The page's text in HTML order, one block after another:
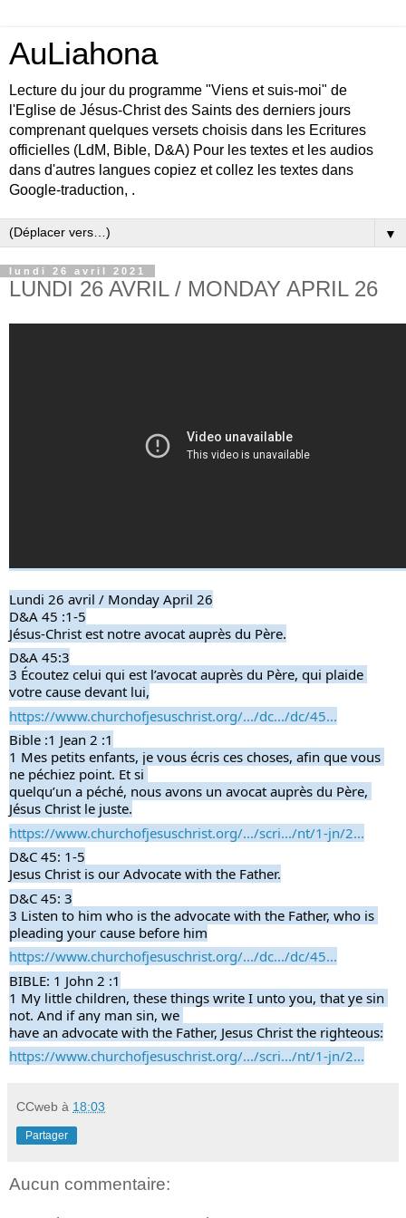
AuLiahona
Lecture du jour du programme "Viens et suis-moi" de
l'Eglise de Jésus-Christ des Saints des derniers jours
comprenant quelques versets choisis dans les Ecritures
officielles (LdM, Bible, D&A) Pour les textes et les audios
dans d'autres langues copiez et collez les textes dans
Google-traduction, .
▼
lundi 26 avril 2021
LUNDI 26 AVRIL / MONDAY APRIL 26
Lundi 26 avril / Monday April 26
D&A 45 :1-5
Jésus-Christ est notre avocat auprès du Père.
D&A 45:3
3 Écoutez celui qui est l’avocat auprès du Père, qui plaide
votre cause devant lui,
https://www.churchofjesuschrist.org/.../dc.../dc/45...
Bible :1 Jean 2 :1
1 Mes petits enfants, je vous écris ces choses, afin que vous
ne péchiez point. Et si
quelqu’un a péché, nous avons un avocat auprès du Père,
Jésus Christ le juste.
https://www.churchofjesuschrist.org/.../scri.../nt/1-jn/2...
D&C 45: 1-5
Jesus Christ is our Advocate with the Father.
D&C 45: 3
3 Listen to him who is the advocate with the Father, who is
pleading your cause before him
https://www.churchofjesuschrist.org/.../dc.../dc/45...
BIBLE: 1 John 2 :1
1 My little children, these things write I unto you, that ye sin
not. And if any man sin, we
have an advocate with the Father, Jesus Christ the righteous:
https://www.churchofjesuschrist.org/.../scri.../nt/1-jn/2...
CCweb à 18:03
Partager
Aucun commentaire: